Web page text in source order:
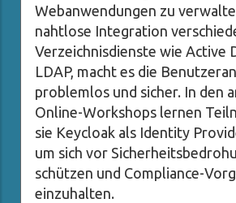
Webanwendungen zu
nahtlose Integration
Verzeichnisdienste wie Active
LDAP, macht es die
problemlos und sicher. In den
Online-Workshops lernen
sie Keycloak als Identity
um sich vor
schützen und Compliance-
einzuhalten.